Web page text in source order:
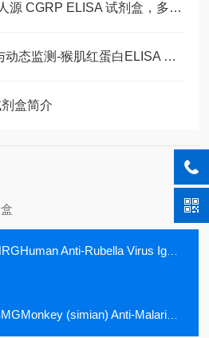
神经肽精准定量利器-人源 CGRP ELISA 试剂盒，多类型样本直接检测
猴心肌损伤早期诊断与动态监测-猴肌红蛋白ELISA 试剂盒
盒简介
Anti-Rubella Virus IgG ELISA kit
(simian) Anti-Malaria IgG ELISA kit, 96 tests